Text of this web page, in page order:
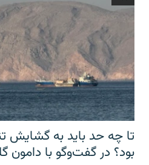
تا چه حد باید به گشایش
بود؟ در گفت‌وگو با دامون